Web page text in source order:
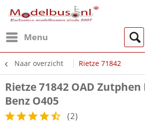
Menu
Naar overzicht Rietze 71842
Rietze 71842 OAD
Benz O405
(2)